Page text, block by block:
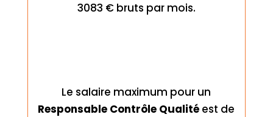
3083 € bruts par mois.
Le salaire maximum pour un
Responsable Contrôle Qualité est de